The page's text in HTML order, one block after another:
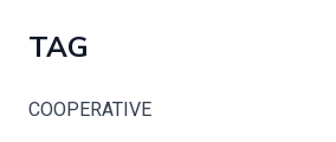
TAG
COOPERATIVE